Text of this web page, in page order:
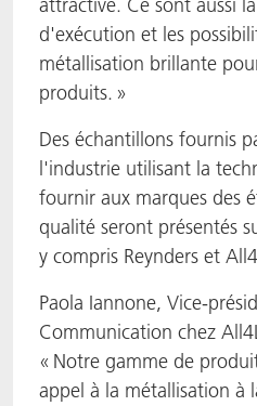
d'exécution et les
métallisation brillante
produits. »
Des échantillons fournis
l'industrie utilisant la
fournir aux marques des
qualité seront présentés
y compris Reynders et
Paola Iannone, Vice-
Communication chez
« Notre gamme de
appel à la métallisation à